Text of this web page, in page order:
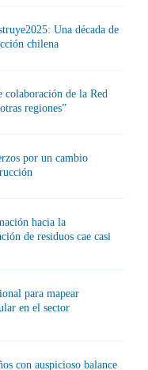
Una década de
chilena
colaboración de la Red
regiones”
por un cambio
hacia la
de residuos cae casi
para mapear
en el sector
con auspicioso balance